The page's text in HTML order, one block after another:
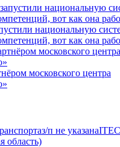
национальную
вот как она
московского центра
з/п не указана
область)